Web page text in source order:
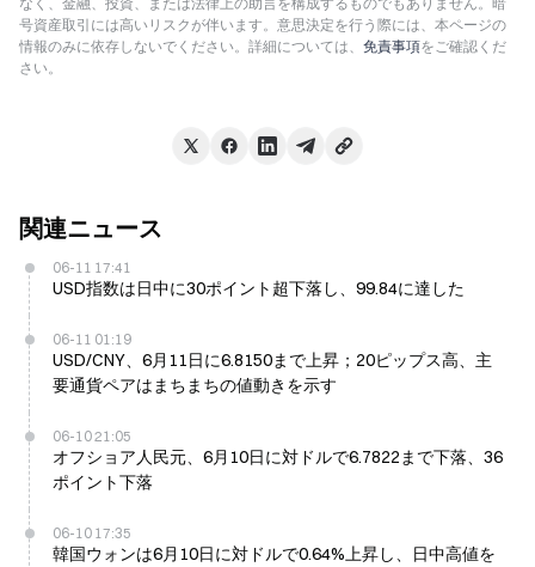
号資産取引には高いリスクが伴います。意思決定を行う際には、本ページの
情報のみに依存しないでください。詳細については、 免責事項をご確認くだ
さい。
関連ニュース
06-11 17:41
USD指数は日中に30ポイント超下落し、99.84に達した
06-11 01:19
USD/CNY、6月11日に6.8150まで上昇；20ピップス高、主
要通貨ペアはまちまちの値動きを示す
06-10 21:05
オフショア人民元、6月10日に対ドルで6.7822まで下落、36
ポイント下落
06-10 17:35
韓国ウォンは6月10日に対ドルで0.64%上昇し、日中高値を